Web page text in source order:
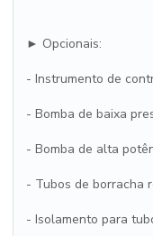
► Opcionais:
- Instrumento de
- Bomba de baixa
- Bomba de alta
- Tubos de borracha
- Isolamento para